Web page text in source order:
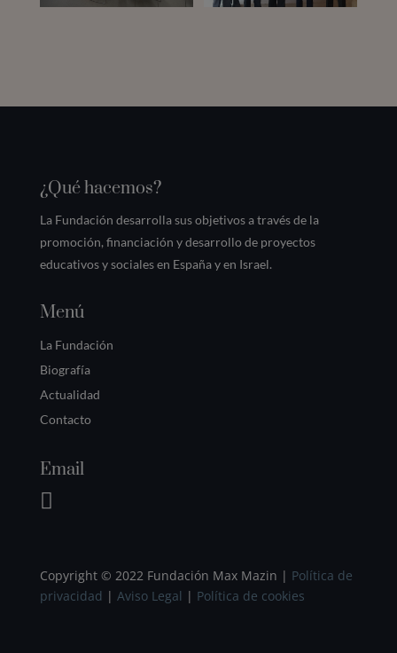
¿Qué hacemos?
La Fundación desarrolla sus objetivos a través de la
promoción, financiación y desarrollo de proyectos
educativos y sociales en España y en Israel.
Menú
La Fundación
Biografía
Actualidad
Contacto
Email

Copyright © 2022 Fundación Max Mazin | Política de
privacidad | Aviso Legal | Política de cookies